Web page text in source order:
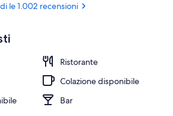
Bar (in loco)
le 1.002 recensioni
Ristorante
Colazione disponibile
Bar